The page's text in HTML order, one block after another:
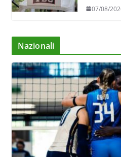
07/08/
Nazionali